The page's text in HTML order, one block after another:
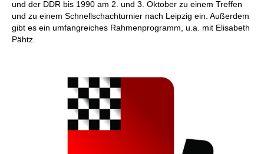
und der DDR bis 1990 am 2. und 3. Oktober zu einem Treffen
und zu einem Schnellschachturnier nach Leipzig ein. Außerdem
gibt es ein umfangreiches Rahmenprogramm, u.a. mit Elisabeth
Pähtz.